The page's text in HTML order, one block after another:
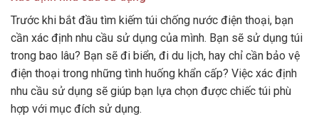
Trước khi bắt đầu tìm kiếm túi chống nước điện thoại, bạn
cần xác định nhu cầu sử dụng của mình. Bạn sẽ sử dụng túi
trong bao lâu? Bạn sẽ đi biển, đi du lịch, hay chỉ cần bảo vệ
điện thoại trong những tình huống khẩn cấp? Việc xác định
nhu cầu sử dụng sẽ giúp bạn lựa chọn được chiếc túi phù
hợp với mục đích sử dụng.